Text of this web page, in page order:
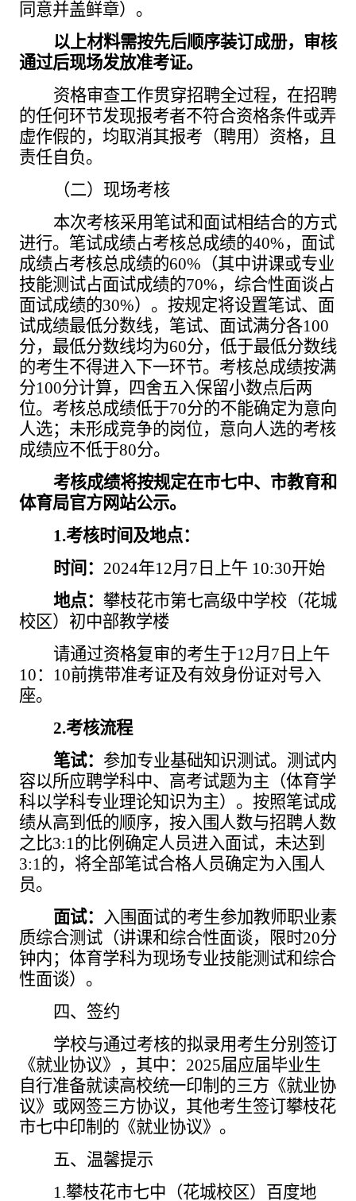
同意并盖鲜章）。
以上材料需按先后顺序装订成册，审核
通过后现场发放准考证。
资格审查工作贯穿招聘全过程，在招聘
的任何环节发现报考者不符合资格条件或弄
虚作假的，均取消其报考（聘用）资格，且
责任自负。
（二）现场考核
本次考核采用笔试和面试相结合的方式
进行。笔试成绩占考核总成绩的40%，面试
成绩占考核总成绩的60%（其中讲课或专业
技能测试占面试成绩的70%，综合性面谈占
面试成绩的30%）。按规定将设置笔试、面
试成绩最低分数线，笔试、面试满分各100
分，最低分数线均为60分，低于最低分数线
的考生不得进入下一环节。考核总成绩按满
分100分计算，四舍五入保留小数点后两
位。考核总成绩低于70分的不能确定为意向
人选；未形成竞争的岗位，意向人选的考核
成绩应不低于80分。
考核成绩将按规定在市七中、市教育和
体育局官方网站公示。
1.考核时间及地点：
时间： 2024年12月7日上午 10:30开始
地点： 攀枝花市第七高级中学校（花城
校区）初中部教学楼
请通过资格复审的考生于12月7日上午
10：10前携带准考证及有效身份证对号入
座。
2.考核流程
笔试： 参加专业基础知识测试。测试内
容以所应聘学科中、高考试题为主（体育学
科以学科专业理论知识为主）。按照笔试成
绩从高到低的顺序，按入围人数与招聘人数
之比3:1的比例确定人员进入面试，未达到
3:1的，将全部笔试合格人员确定为入围人
员。
面试： 入围面试的考生参加教师职业素
质综合测试（讲课和综合性面谈，限时20分
钟内；体育学科为现场专业技能测试和综合
性面谈）。
四、签约
学校与通过考核的拟录用考生分别签订
《就业协议》，其中： 2025届应届毕业生
自行准备就读高校统一印制的三方《就业协
议》或网签三方协议，其他考生签订攀枝花
市七中印制的《就业协议》。
五、温馨提示
1.攀枝花市七中（花城校区）百度地